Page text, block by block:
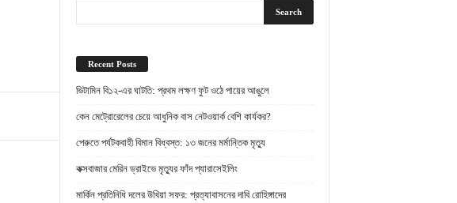
Recent Posts
ভিটামিন বি১২-এর ঘাটতি: প্রথম লক্ষণ ফুট ওঠে পায়ের আঙুলে
কেন মেট্রোরেলের চেয়ে আধুনিক বাস নেটওয়ার্ক বেশি কার্যকর?
পেরুতে পর্যটকবাহী বিমান বিধ্বস্ত: ১৩ জনের মর্মান্তিক মৃত্যু
কক্সবাজার মেরিন ড্রাইভে মৃত্যুর ফাঁদ প্যারাসেইলিং
মার্কিন প্রতিনিধি দলের উখিয়া সফর: প্রত্যাবাসনের দাবি রোহিঙ্গাদের